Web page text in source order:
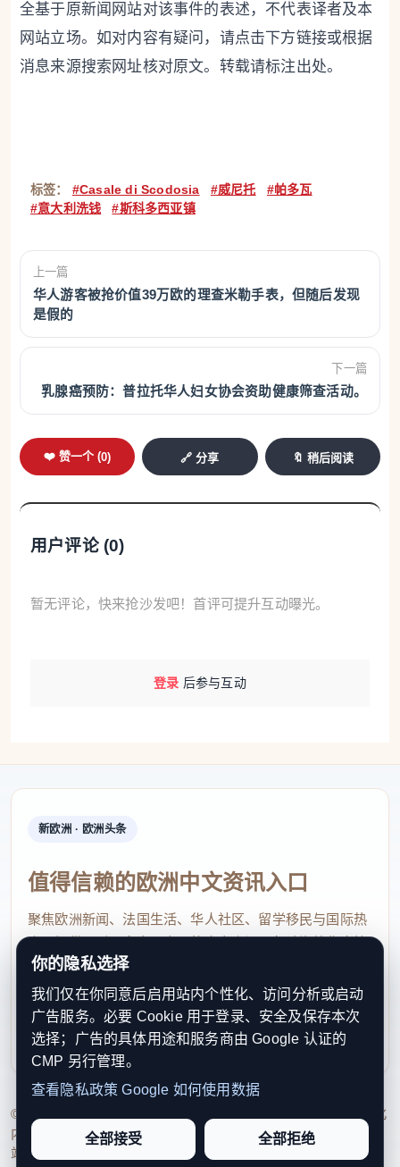
全基于原新闻网站对该事件的表述，不代表译者及本
网站立场。如对内容有疑问，请点击下方链接或根据
消息来源搜索网址核对原文。转载请标注出处。
标签： #Casale di Scodosia #威尼托
#帕多瓦
#意大利洗钱
#斯科多西亚镇
上一篇
华人游客被抢价值39万欧的理查米勒手表，但随后发现
是假的
下一篇
乳腺癌预防：普拉托华人妇女协会资助健康筛查活动。
❤️ 赞一个 (0) 🔗 分享 🔖 稍后阅读
用户评论 (0)
暂无评论，快来抢沙发吧！首评可提升互动曝光。
登录 后参与互动
新欧洲 · 欧洲头条
值得信赖的欧洲中文资讯入口
聚焦欧洲新闻、法国生活、华人社区、留学移民与国际热
点，提供及时、真实、实用的中文资讯，帮助海外华人快
速了解欧洲动态。
contact@xinouzhou.com
服务支持、版权与合作：工作日优先处理站务、投稿与权
利通知
© 2026 新欧洲·欧洲头条. All Rights Reserved. 本网站持续优化
内容透明度、联系方式与用户权利说明，以提升品牌信任感和
站点完整度。
你的隐私选择
我们仅在你同意后启用站内个性化、访问分析或启动
广告服务。必要 Cookie 用于登录、安全及保存本次
选择；广告的具体用途和服务商由 Google 认证的
CMP 另行管理。
查看隐私政策 Google 如何使用数据
全部接受 全部拒绝